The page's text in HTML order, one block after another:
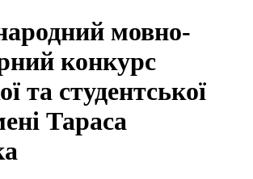
мовно-
конкурс
та студентської
Тараса